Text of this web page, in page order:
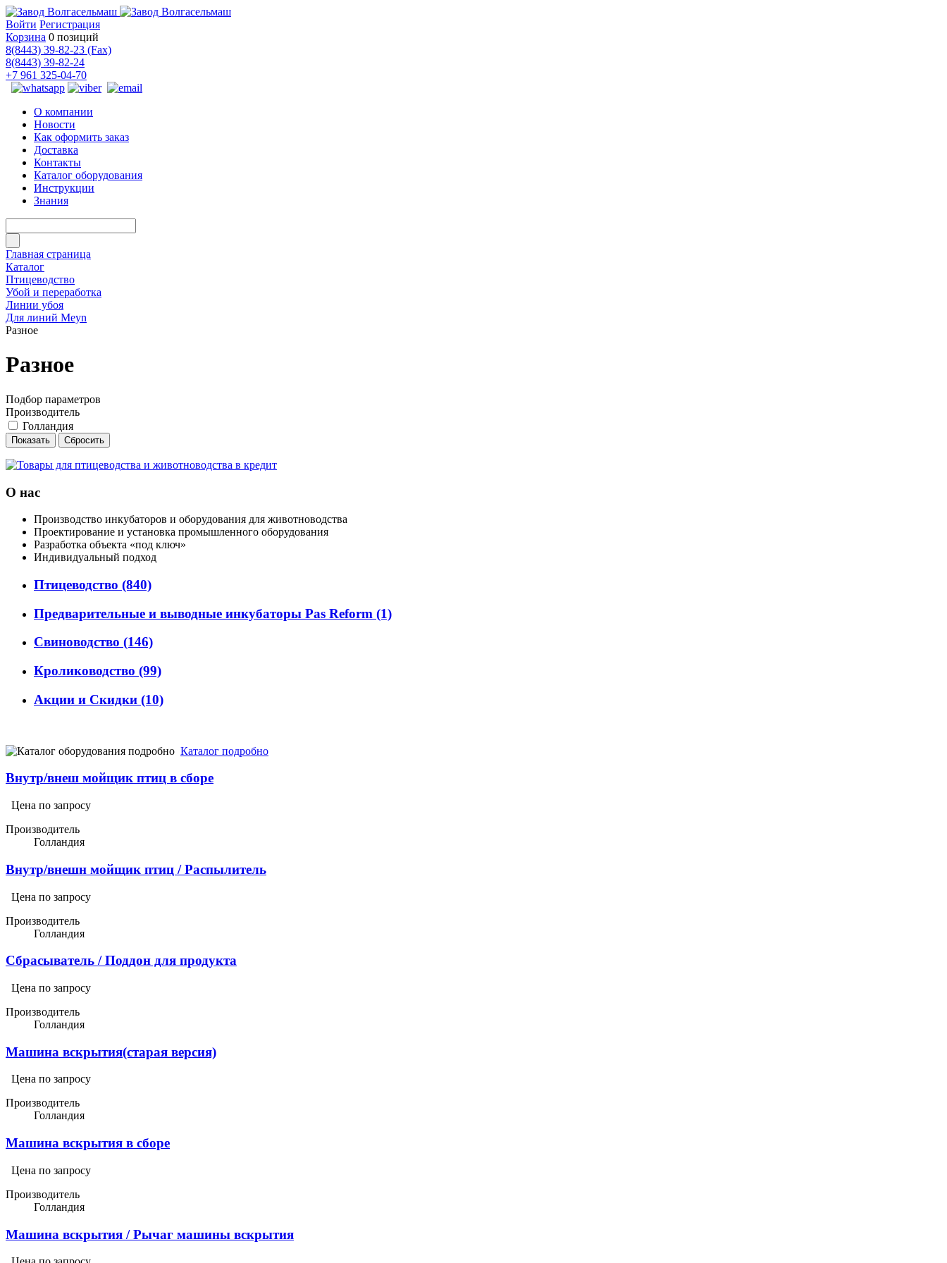
Войти Регистрация
Корзина 0 позиций
8(8443) 39-82-23 (Fax)
8(8443) 39-82-24
+7 961 325-04-70
О компании
Новости
Как оформить заказ
Доставка
Контакты
Каталог оборудования
Инструкции
Знания
Главная страница
Каталог
Птицеводство
Убой и переработка
Линии убоя
Для линий Meyn
Разное
Разное
Подбор параметров
Производитель
Голландия
О нас
Производство инкубаторов и оборудования для животноводства
Проектирование и установка промышленного оборудования
Разработка объекта «под ключ»
Индивидуальный подход
Птицеводство (840)
Предварительные и выводные инкубаторы Pas Reform (1)
Свиноводство (146)
Кролиководство (99)
Акции и Скидки (10)
Каталог подробно
Внутр/внеш мойщик птиц в сборе
Цена по запросу
Производитель
Голландия
Внутр/внешн мойщик птиц / Распылитель
Цена по запросу
Производитель
Голландия
Сбрасыватель / Поддон для продукта
Цена по запросу
Производитель
Голландия
Машина вскрытия(старая версия)
Цена по запросу
Производитель
Голландия
Машина вскрытия в сборе
Цена по запросу
Производитель
Голландия
Машина вскрытия / Рычаг машины вскрытия